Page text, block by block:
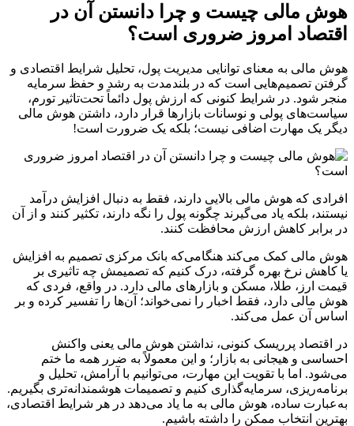
هوش مالی چیست و چرا دانستن آن در
اقتصاد امروز ضروری است؟
هوش مالی به معنای توانایی مدیریت پول، تحلیل شرایط اقتصادی و
گرفتن تصمیم‌هایی است که در بلندمدت به رشد و حفظ سرمایه
منجر شود. در شرایط کنونی که ارزش پول دائماً تحت‌تاثیر تورم،
سیاست‌های پولی و نوسانات بازارها قرار دارد، داشتن هوش مالی
دیگر یک مهارت اضافی نیست؛ بلکه یک ضرورت است!
افرادی که هوش مالی بالایی دارند، فقط به دنبال افزایش درآمد
نیستند، بلکه یاد می‌گیرند چگونه پول را نگه دارند، تکثیر کنند و از آن
در برابر کاهش ارزش محافظت کنند.
هوش مالی کمک می‌کند هنگامی‌که بانک مرکزی تصمیم به افزایش
یا کاهش نرخ بهره گرفته، درک کنیم که تصمیمش چه تاثیری بر
قیمت ارز، طلا، مسکن و بازارهای مالی دارد. در واقع، فردی که
هوش مالی دارد، فقط اخبار را نمی‌خواند؛ آن‌ها را تفسیر کرده و بر
اساس آن عمل می‌کند.
در اقتصاد پرریسک کنونی، نداشتن هوش مالی یعنی واکنش
احساسی و هیجانی به بازار؛ و این معمولاً به ضرر همه ما ختم
می‌شود. اما با تقویت این مهارت، می‌توانیم با آرامش، تحلیل و
برنامه‌ریزی، سرمایه‌گذاری کنیم و تصمیمات هوشمندانه‌تری بگیریم.
به‌عبارت ساده، هوش مالی به ما یاد می‌دهد در هر شرایط اقتصادی،
بهترین انتخاب ممکن را داشته باشیم.